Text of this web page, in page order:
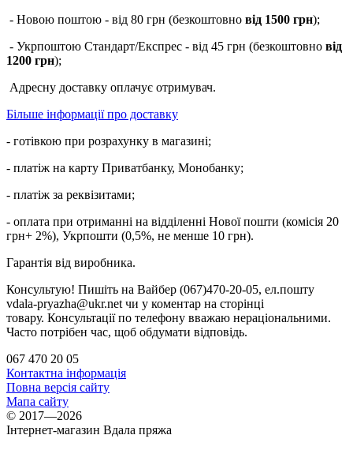
- Новою поштою - від 80 грн (безкоштовно від 1500 грн);
- Укрпоштою Стандарт/Експрес - від 45 грн (безкоштовно від
1200 грн);
Адресну доставку оплачує отримувач.
Більше інформації про доставку
- готівкою при розрахунку в магазині;
- платіж на карту Приватбанку, Монобанку;
- платіж за реквізитами;
- оплата при отриманні на відділенні Нової пошти (комісія 20
грн+ 2%), Укрпошти (0,5%, не менше 10 грн).
Гарантія від виробника.
Консультую! Пишіть на Вайбер (067)470-20-05, ел.пошту
vdala-pryazha@ukr.net чи у коментар на сторінці
товару. Консультації по телефону вважаю нераціональними.
Часто потрібен час, щоб обдумати відповідь.
067 470 20 05
Контактна інформація
Повна версія сайту
Мапа сайту
© 2017—2026
Інтернет-магазин Вдала пряжа